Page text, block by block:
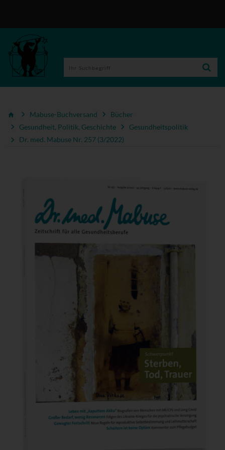
Mabuse-Buchversand
Bücher
Gesundheit, Politik, Geschichte
Gesundheitspolitik
Dr. med. Mabuse Nr. 257 (3/2022)